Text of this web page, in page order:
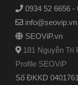
0934 52 6656 -
info@seovip.vn
SEOViP.vn
181 Nguyễn
Profile SEOViP
Số ĐKKD